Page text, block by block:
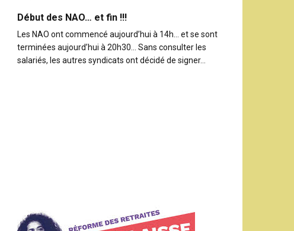
Début des NAO… et fin !!!
Les NAO ont commencé aujourd’hui à 14h… et se sont
terminées aujourd’hui à 20h30… Sans consulter les
salariés, les autres syndicats ont décidé de signer…